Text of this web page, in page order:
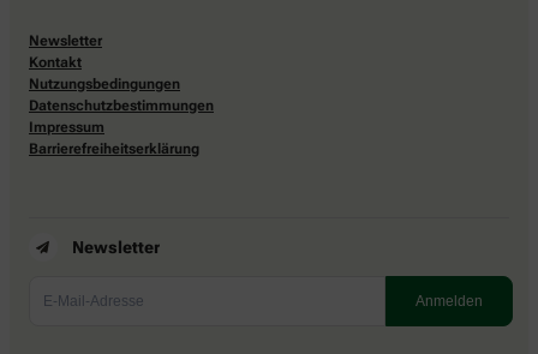
Newsletter
Kontakt
Nutzungsbedingungen
Datenschutzbestimmungen
Impressum
Barrierefreiheitserklärung
Newsletter